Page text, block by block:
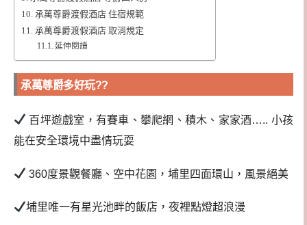
承萬尊爵渡假酒店 住宿規範
承萬尊爵渡假酒店 取消規定
延伸閱讀
承萬尊爵多好玩??
百坪遊戲室，有賽車、攀爬網、積木、家家酒….. 小孩
能在安全環境中盡情玩耍
360度景觀餐廳、空中花園，埔里四面環山，風景絕美
埔里唯一有星光池畔的飯店，夜裡點燈超浪漫